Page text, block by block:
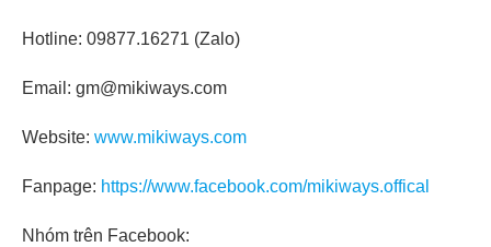
Hotline: 09877.16271 (Zalo)
Email: gm@mikiways.com
Website: www.mikiways.com
Fanpage: https://www.facebook.com/mikiways.offical
Nhóm trên Facebook: